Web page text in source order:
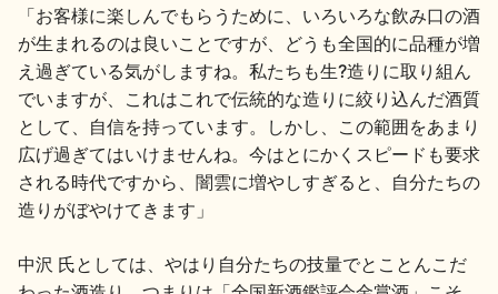
「お客様に楽しんでもらうために、いろいろな飲み口の酒
が生まれるのは良いことですが、どうも全国的に品種が増
え過ぎている気がしますね。私たちも生?造りに取り組ん
でいますが、これはこれで伝統的な造りに絞り込んだ酒質
として、自信を持っています。しかし、この範囲をあまり
広げ過ぎてはいけませんね。今はとにかくスピードも要求
される時代ですから、闇雲に増やしすぎると、自分たちの
造りがぼやけてきます」
中沢 氏としては、やはり自分たちの技量でとことんこだ